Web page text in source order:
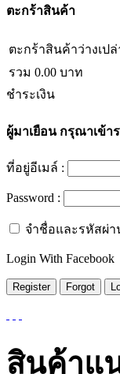
ตะกร้าสินค้า
ตะกร้าสินค้าว่างเปล่
รวม 0.00 บาท
ชำระเงิน
ผู้มาเยือนกรุณาเข้า
ที่อยู่อีเมล์ :
Password :
จำชื่อและรหัสผ่า
Login With Facebook
สินค้าแ